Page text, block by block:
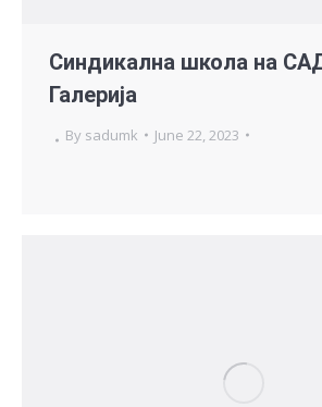
Синдикална школа на
Галерија
By sadumk June 22, 2023